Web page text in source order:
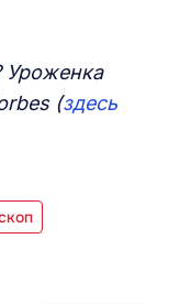
Уроженка
(здесь